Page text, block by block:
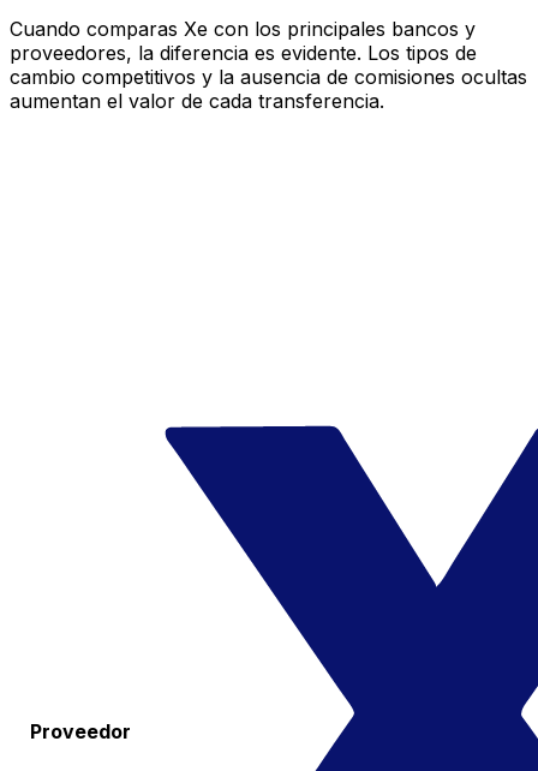
Cuando comparas Xe con los principales bancos y
proveedores, la diferencia es evidente. Los tipos de
cambio competitivos y la ausencia de comisiones ocultas
aumentan el valor de cada transferencia.
Proveedor